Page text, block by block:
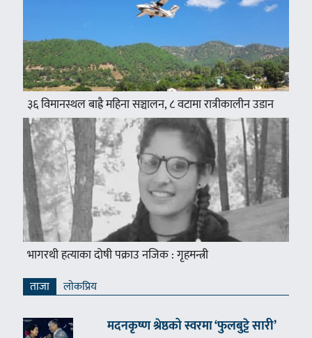
३६ विमानस्थल बाह्रै महिना सञ्चालन, ८ वटामा रात्रीकालीन उडान
भागरथी हत्याका दोषी पक्राउ नजिक : गृहमन्त्री
ताजा लाेकप्रिय
मदनकृष्ण श्रेष्ठको स्वरमा ‘फुलबुट्टे सारी’